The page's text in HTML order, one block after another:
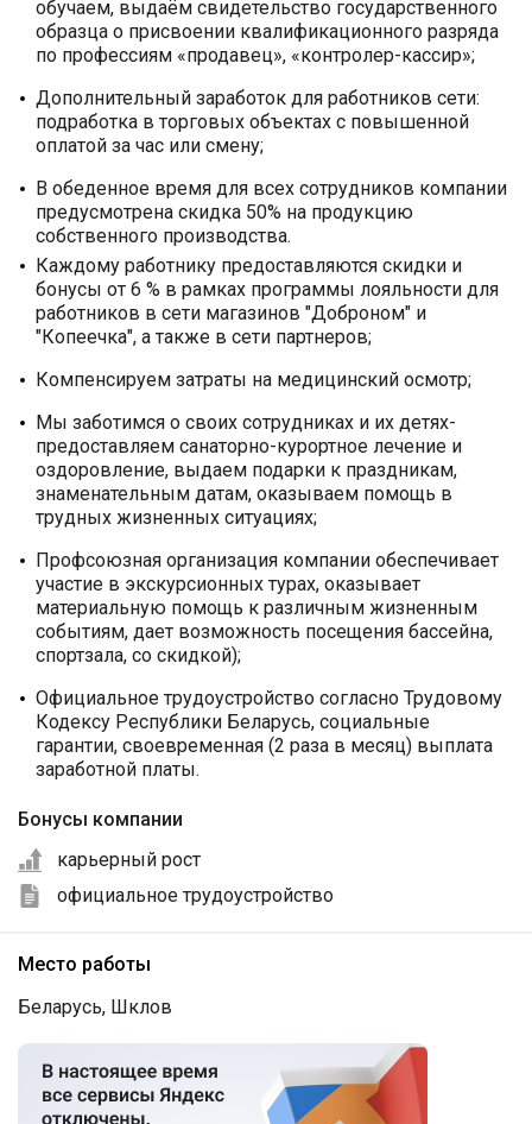
обучаем, выдаём свидетельство государственного
образца о присвоении квалификационного разряда
по профессиям «продавец», «контролер-кассир»;
Дополнительный заработок для работников сети:
подработка в торговых объектах с повышенной
оплатой за час или смену;
В обеденное время для всех сотрудников компании
предусмотрена скидка 50% на продукцию
собственного производства.
Каждому работнику предоставляются скидки и
бонусы от 6 % в рамках программы лояльности для
работников в сети магазинов "Доброном" и
"Копеечка", а также в сети партнеров;
Компенсируем затраты на медицинский осмотр;
Мы заботимся о своих сотрудниках и их детях-
предоставляем санаторно-курортное лечение и
оздоровление, выдаем подарки к праздникам,
знаменательным датам, оказываем помощь в
трудных жизненных ситуациях;
Профсоюзная организация компании обеспечивает
участие в экскурсионных турах, оказывает
материальную помощь к различным жизненным
событиям, дает возможность посещения бассейна,
спортзала, со скидкой);
Официальное трудоустройство согласно Трудовому
Кодексу Республики Беларусь, социальные
гарантии, своевременная (2 раза в месяц) выплата
заработной платы.
Бонусы компании
карьерный рост
официальное трудоустройство
Место работы
Беларусь, Шклов